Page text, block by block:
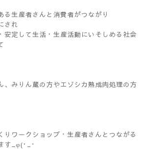
る生産者さんと消費者がつながり
され
安定して生活・生産活動にいそしめる社会
、みりん蔵の方やエゾシカ熟成肉処理の方
りワークショップ・生産者さんとつながる
す_φ(･_･